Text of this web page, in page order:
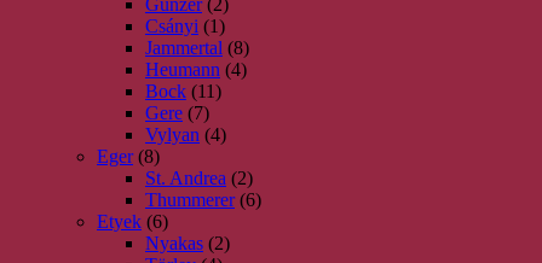
Günzer (2)
Csányi (1)
Jammertal (8)
Heumann (4)
Bock (11)
Gere (7)
Vylyan (4)
Eger (8)
St. Andrea (2)
Thummerer (6)
Etyek (6)
Nyakas (2)